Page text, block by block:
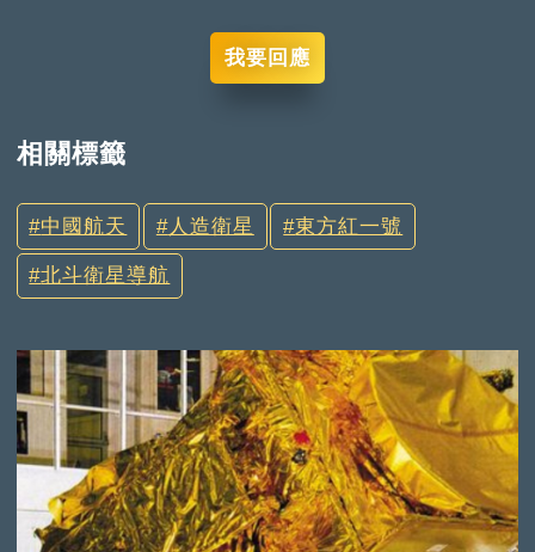
我要回應
相關標籤
中國航天 人造衛星 東方紅一號
北斗衛星導航